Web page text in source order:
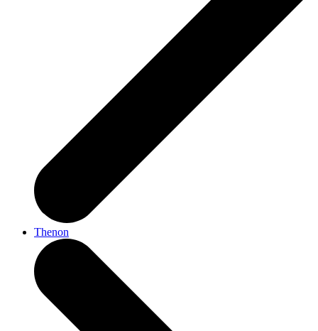
Thenon